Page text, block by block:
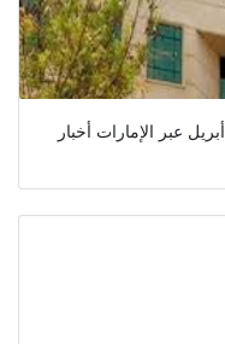
التربية تعلن العودة للمدارس بتاريخ 5 أبريل عبر الإمارات أخبار